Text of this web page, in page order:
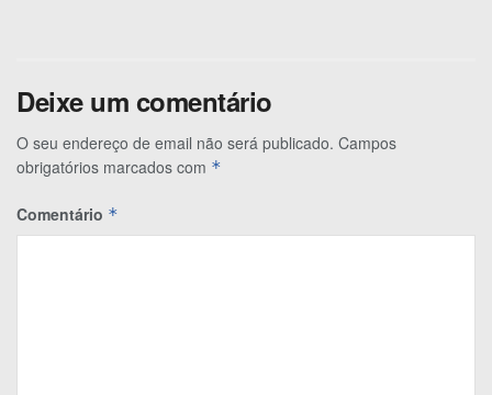
Deixe um comentário
O seu endereço de email não será publicado. Campos
obrigatórios marcados com *
Comentário *